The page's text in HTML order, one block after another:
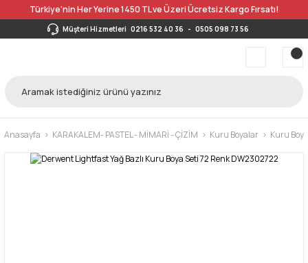
Türkiye’nin Her Yerine 1450 TL ve Üzeri Ücretsiz Kargo Fırsatı!
Müşteri Hizmetleri 0216 532 40 36 - 0505 098 73 56
Anasayfa KARAKALEM- PASTEL - MİMARİ - ÇİZİM Kuru Boyalar Kuru